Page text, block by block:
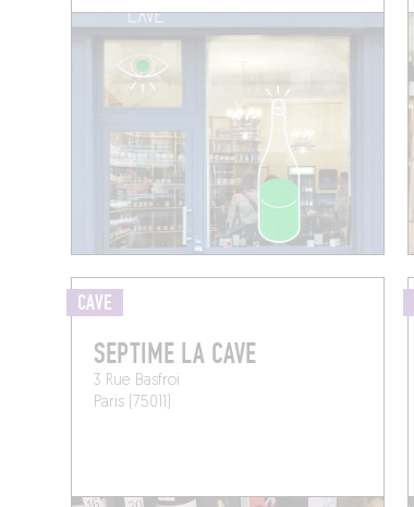
CAVE
SEPTIME LA CAVE
3 Rue Basfroi
Paris (75011)